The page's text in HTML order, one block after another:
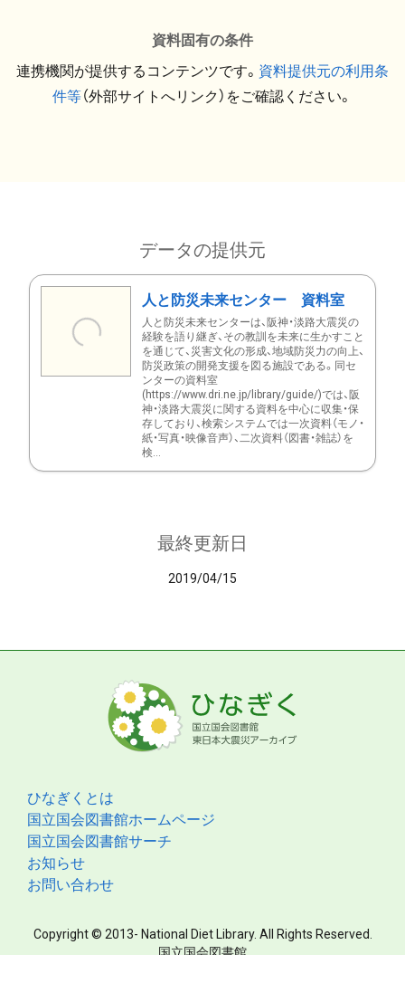
資料固有の条件
連携機関が提供するコンテンツです。 資料提供元の利用条
件等（外部サイトへリンク）をご確認ください。
データの提供元
人と防災未来センター 資料室
人と防災未来センターは、阪神・淡路大震災の
経験を語り継ぎ、その教訓を未来に生かすこと
を通じて、災害文化の形成、地域防災力の向上、
防災政策の開発支援を図る施設である。同セ
ンターの資料室
(https://www.dri.ne.jp/library/guide/)では、阪
神・淡路大震災に関する資料を中心に収集・保
存しており、検索システムでは一次資料（モノ・
紙・写真・映像音声）、二次資料（図書・雑誌）を
検...
最終更新日
2019/04/15
ひなぎくとは
国立国会図書館ホームページ
国立国会図書館サーチ
お知らせ
お問い合わせ
Copyright © 2013- National Diet Library. All Rights Reserved.